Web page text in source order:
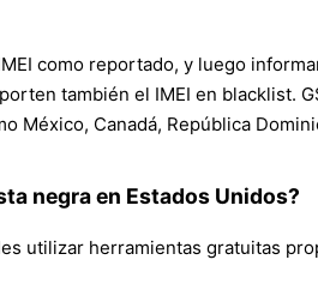
como reportado, y luego
también el IMEI en blacklist.
México, Canadá, República
negra en Estados Unidos?
utilizar herramientas gratuitas